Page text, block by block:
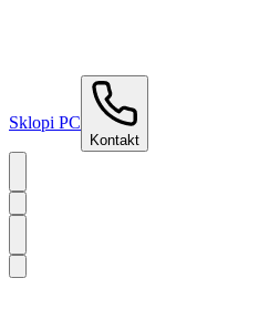
Sklopi PC
Kontakt